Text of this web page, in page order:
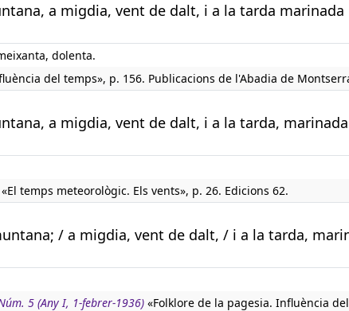
a migdia, vent de dalt, i a la tarda marinada
dolenta.
del temps», p. 156. Publicacions de l'Abadia de
a migdia, vent de dalt, i a la tarda, marinada
«El temps meteorològic. Els vents», p. 26. Edicions 62.
/ a migdia, vent de dalt, / i a la tarda,
5 (Any I, 1-febrer-1936) «Folklore de la pagesia. Influència del